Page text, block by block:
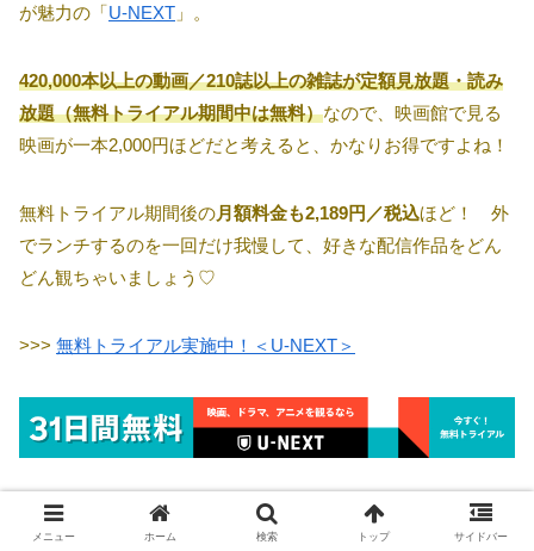
が魅力の「U-NEXT 」。
420,000本以上の動画／210誌以上の雑誌が定額見放題・読み
放題（無料トライアル期間中は無料）なので、映画館で見る
映画が一本2,000円ほどだと考えると、かなりお得ですよね！
無料トライアル期間後の月額料金も2,189円／税込ほど！ 外
でランチするのを一回だけ我慢して、好きな配信作品をどん
どん観ちゃいましょう♡
>>> 無料トライアル実施中！＜U-NEXT＞
※配信作品 については、公式サイトを直接ご確認くださ
メニュー ホーム 検索 トップ サイドバー